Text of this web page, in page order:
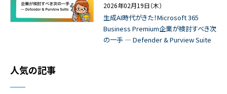
2026年02月19日（木）
生成AI時代がきた！Microsoft 365
Business Premium企業が検討すべき次
の一手 ― Defender & Purview Suite
人気の記事